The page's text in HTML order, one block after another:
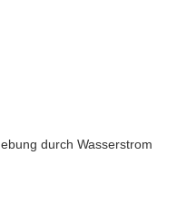
durch Wasserstrom